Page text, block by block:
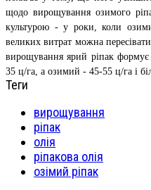
щодо вирощування озимого
культурою - у роки, коли
великих витрат можна
вирощування ярий ріпак формує
35 ц/га, а озимий - 45-55 ц/га і
Теги
вирощування
ріпак
олія
ріпакова олія
озімий ріпак